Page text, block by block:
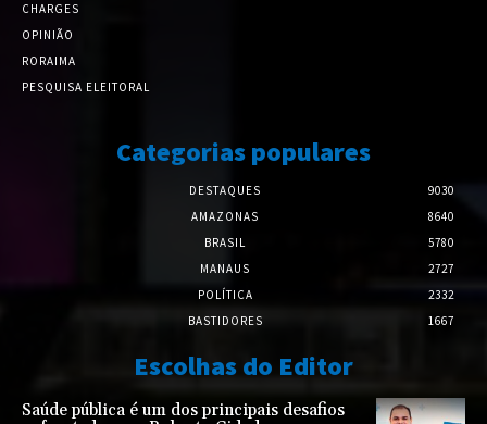
CHARGES
OPINIÃO
RORAIMA
PESQUISA ELEITORAL
Categorias populares
DESTAQUES
9030
AMAZONAS
8640
BRASIL
5780
MANAUS
2727
POLÍTICA
2332
BASTIDORES
1667
Escolhas do Editor
Saúde pública é um dos principais desafios